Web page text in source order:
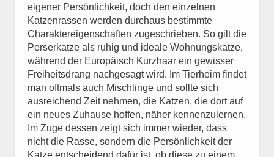
eigener Persönlichkeit, doch den einzelnen
Katzenrassen werden durchaus bestimmte
Charaktereigenschaften zugeschrieben. So gilt die
Perserkatze als ruhig und ideale Wohnungskatze,
während der Europäisch Kurzhaar ein gewisser
Freiheitsdrang nachgesagt wird. Im Tierheim findet
man oftmals auch Mischlinge und sollte sich
ausreichend Zeit nehmen, die Katzen, die dort auf
ein neues Zuhause hoffen, näher kennenzulernen.
Im Zuge dessen zeigt sich immer wieder, dass
nicht die Rasse, sondern die Persönlichkeit der
Katze entscheidend dafür ist, ob diese zu einem